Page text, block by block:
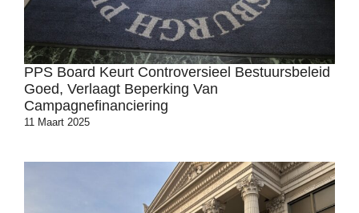
PPS Board Keurt Controversieel Bestuursbeleid
Goed, Verlaagt Beperking Van
Campagnefinanciering
11 Maart 2025